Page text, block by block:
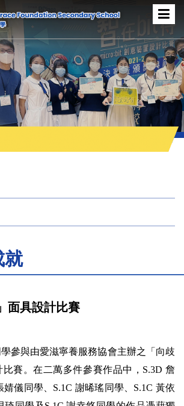
就
面具設計比賽
參與由愛滋寧養服務協會主辦之「向歧
賽。在二萬多件參賽作品中，S.3D 詹
婧儀同學、S.1C 謝晞瑤同學、S.1C 黃依